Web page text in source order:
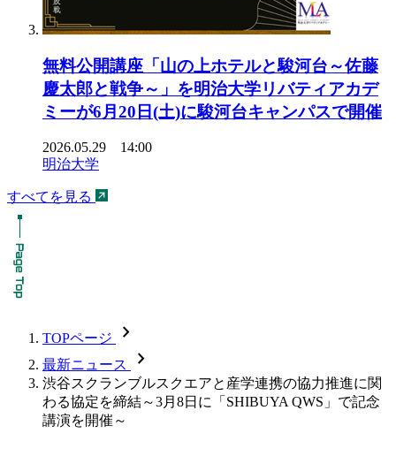
無料公開講座「山の上ホテルと駿河台～佐藤
慶太郎と戦争～」を明治大学リバティアカデ
ミーが6月20日(土)に駿河台キャンパスで開催
2026.05.29 14:00
明治大学
すべてを見る
TOPページ chevron_forward
最新ニュース chevron_forward
渋谷スクランブルスクエアと産学連携の協力推進に関
わる協定を締結～3月8日に「SHIBUYA QWS」で記念
講演を開催～